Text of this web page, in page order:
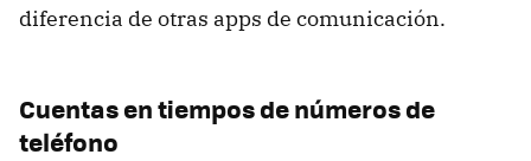
diferencia de otras apps de comunicación.
Cuentas en tiempos de números de
teléfono